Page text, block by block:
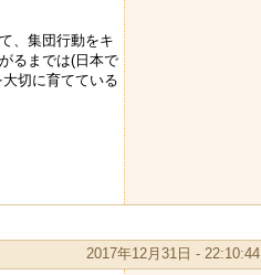
、集団行動をキ
るまでは(日本で
切に育てている
2017年12月31日 - 22:10:44